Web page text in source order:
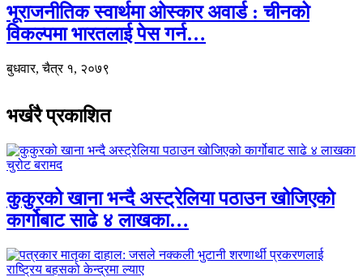
भूराजनीतिक स्वार्थमा ओस्कार अवार्ड : चीनको
विकल्पमा भारतलाई पेस गर्न…
बुधवार, चैत्र १, २०७९
भर्खरै प्रकाशित
कुकुरको खाना भन्दै अस्ट्रेलिया पठाउन खोजिएको
कार्गोबाट साढे ४ लाखका…